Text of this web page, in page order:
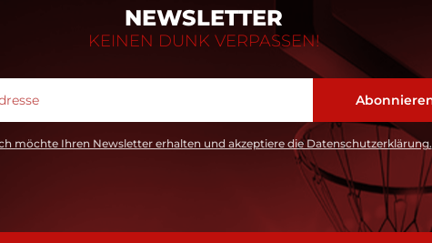
NEWSLETTER
KEINEN DUNK VERPASSEN!
möchte Ihren Newsletter erhalten und akzeptiere die Datenschutzerklärung.